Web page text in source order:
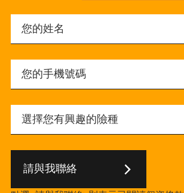
請與我聯絡